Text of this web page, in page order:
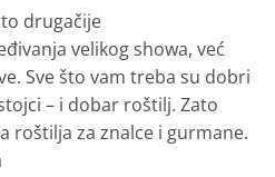
drugačije
velikog showa, već
Sve što vam treba su dobri
– i dobar roštilj. Zato
roštilja za znalce i gurmane.